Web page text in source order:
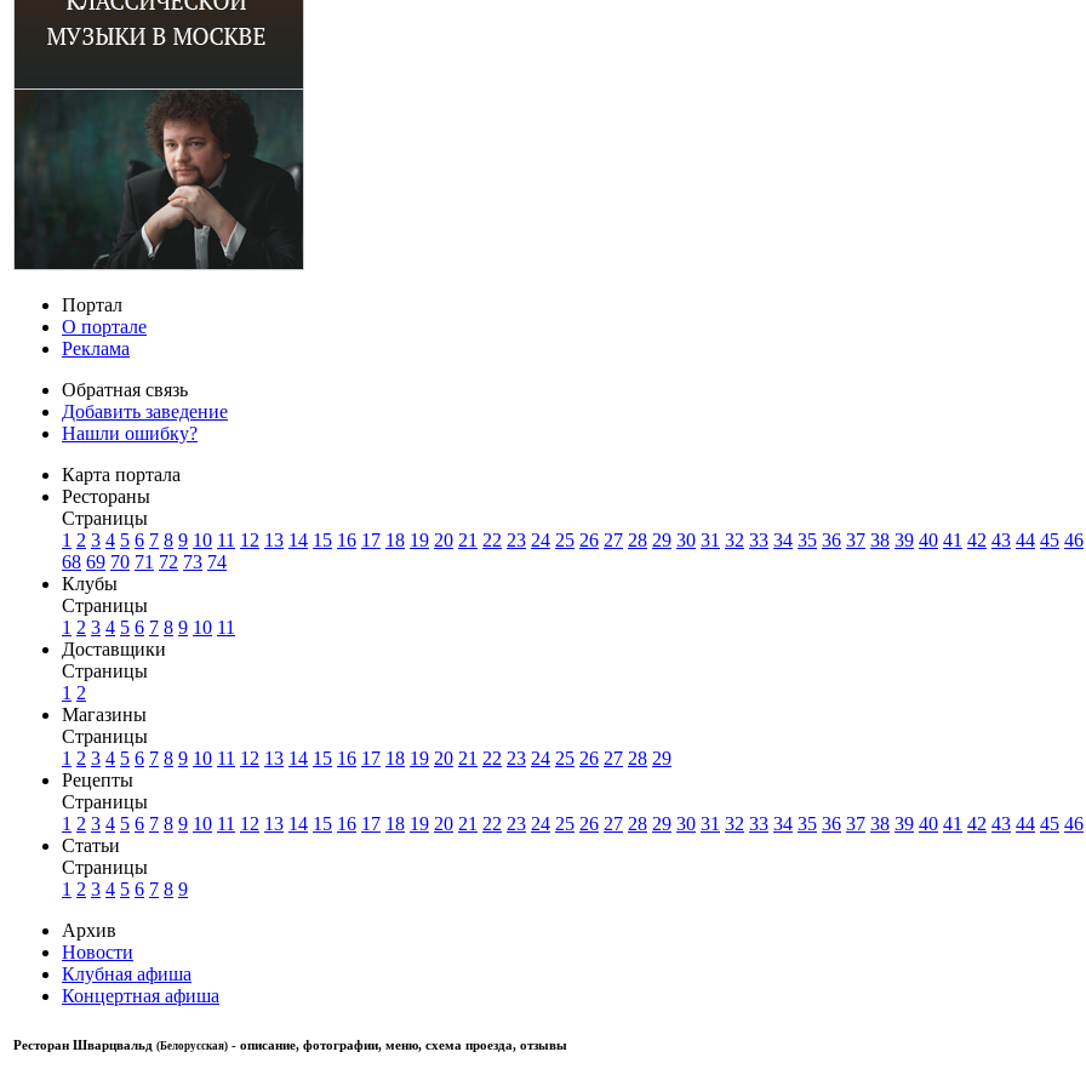
Портал
О портале
Реклама
Обратная связь
Добавить заведение
Нашли ошибку?
Карта портала
Рестораны
Страницы
1 2 3 4 5 6 7 8 9 10 11 12 13 14 15 16 17 18 19 20 21 22 23 24 25 26 27 28 29 30 31 32 33 34 35 36 37 38 39 40 41 42 43 44 45 46
68 69 70 71 72 73 74
Клубы
Страницы
1 2 3 4 5 6 7 8 9 10 11
Доставщики
Страницы
1 2
Магазины
Страницы
1 2 3 4 5 6 7 8 9 10 11 12 13 14 15 16 17 18 19 20 21 22 23 24 25 26 27 28 29
Рецепты
Страницы
1 2 3 4 5 6 7 8 9 10 11 12 13 14 15 16 17 18 19 20 21 22 23 24 25 26 27 28 29 30 31 32 33 34 35 36 37 38 39 40 41 42 43 44 45 46
Статьи
Страницы
1 2 3 4 5 6 7 8 9
Архив
Новости
Клубная афиша
Концертная афиша
Ресторан Шварцвальд (Белорусская) - описание, фотографии, меню, схема проезда, отзывы